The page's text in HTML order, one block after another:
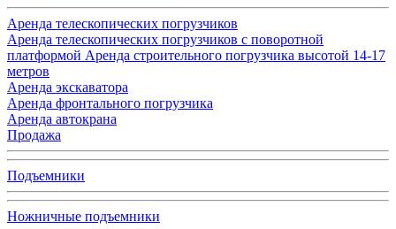
Аренда телескопических погрузчиков
Аренда телескопических погрузчиков с поворотной
платформой Аренда строительного погрузчика высотой 14-17
метров
Аренда экскаватора
Аренда фронтального погрузчика
Аренда автокрана
Продажа
Подъемники
Ножничные подъемники